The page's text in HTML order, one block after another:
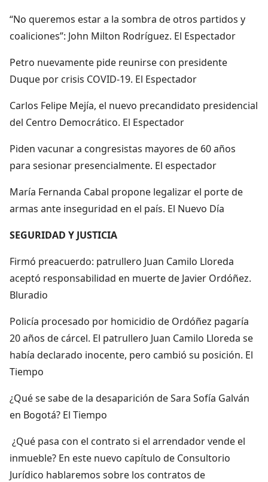
“No queremos estar a la sombra de otros partidos y
coaliciones”: John Milton Rodríguez. El Espectador
Petro nuevamente pide reunirse con presidente
Duque por crisis COVID-19. El Espectador
Carlos Felipe Mejía, el nuevo precandidato presidencial
del Centro Democrático. El Espectador
Piden vacunar a congresistas mayores de 60 años
para sesionar presencialmente. El espectador
María Fernanda Cabal propone legalizar el porte de
armas ante inseguridad en el país. El Nuevo Día
SEGURIDAD Y JUSTICIA
Firmó preacuerdo: patrullero Juan Camilo Lloreda
aceptó responsabilidad en muerte de Javier Ordóñez.
Bluradio
Policía procesado por homicidio de Ordóñez pagaría
20 años de cárcel. El patrullero Juan Camilo Lloreda se
había declarado inocente, pero cambió su posición. El
Tiempo
¿Qué se sabe de la desaparición de Sara Sofía Galván
en Bogotá? El Tiempo
¿Qué pasa con el contrato si el arrendador vende el
inmueble? En este nuevo capítulo de Consultorio
Jurídico hablaremos sobre los contratos de